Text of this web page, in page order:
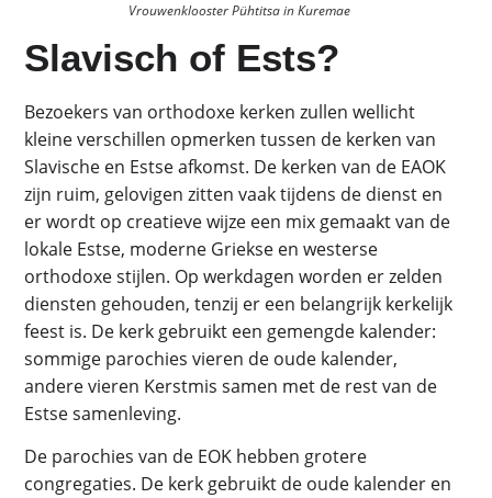
Vrouwenklooster Pühtitsa in Kuremae
Slavisch of Ests?
Bezoekers van orthodoxe kerken zullen wellicht
kleine verschillen opmerken tussen de kerken van
Slavische en Estse afkomst. De kerken van de EAOK
zijn ruim, gelovigen zitten vaak tijdens de dienst en
er wordt op creatieve wijze een mix gemaakt van de
lokale Estse, moderne Griekse en westerse
orthodoxe stijlen. Op werkdagen worden er zelden
diensten gehouden, tenzij er een belangrijk kerkelijk
feest is. De kerk gebruikt een gemengde kalender:
sommige parochies vieren de oude kalender,
andere vieren Kerstmis samen met de rest van de
Estse samenleving.
De parochies van de EOK hebben grotere
congregaties. De kerk gebruikt de oude kalender en